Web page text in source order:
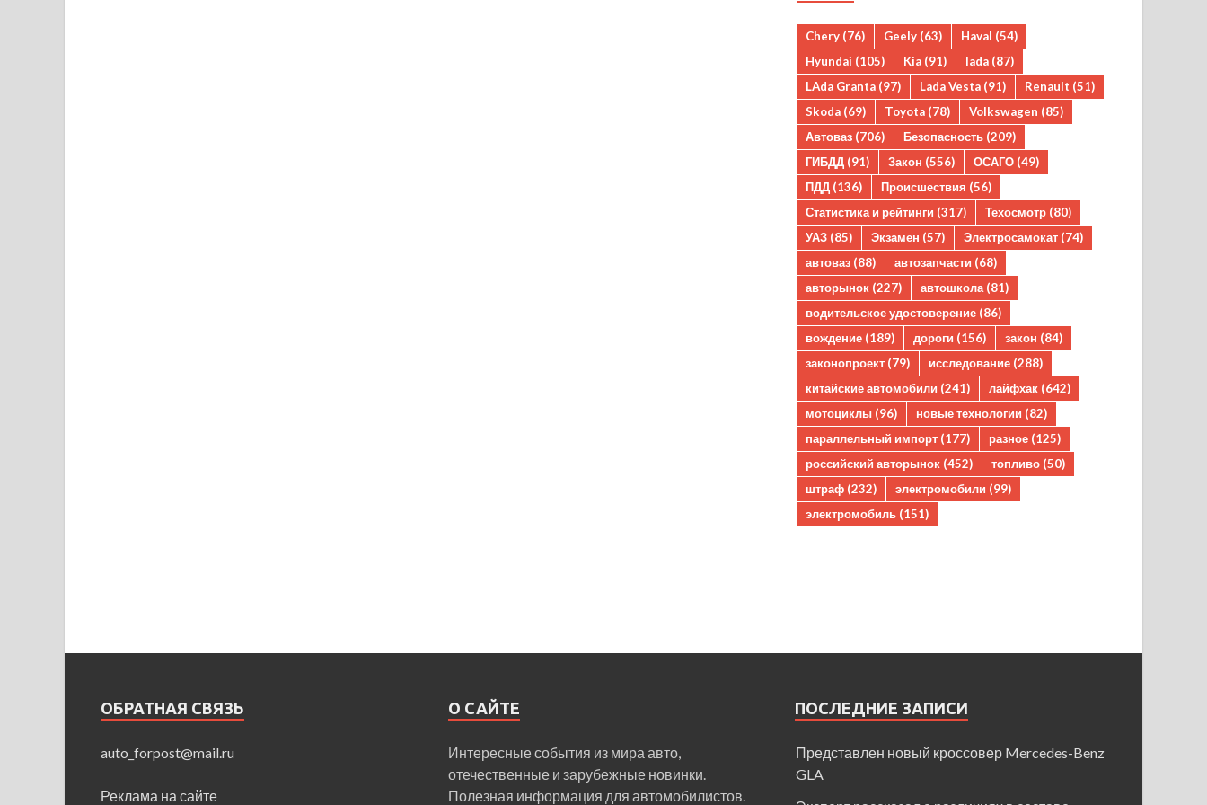
Chery (76) Geely (63) Haval (54)
Hyundai (105) Kia (91) lada (87)
LAda Granta (97) Lada Vesta (91) Renault (51)
Skoda (69) Toyota (78) Volkswagen (85)
Автоваз (706) Безопасность (209)
ГИБДД (91) Закон (556) ОСАГО (49)
ПДД (136) Происшествия (56)
Статистика и рейтинги (317) Техосмотр (80)
УАЗ (85) Экзамен (57) Электросамокат (74)
автоваз (88) автозапчасти (68)
авторынок (227) автошкола (81)
водительское удостоверение (86)
вождение (189) дороги (156) закон (84)
законопроект (79) исследование (288)
китайские автомобили (241) лайфхак (642)
мотоциклы (96) новые технологии (82)
параллельный импорт (177) разное (125)
российский авторынок (452) топливо (50)
штраф (232) электромобили (99)
электромобиль (151)
ОБРАТНАЯ СВЯЗЬ
auto_forpost@mail.ru
Реклама на сайте
О САЙТЕ
Интересные события из мира авто,
отечественные и зарубежные новинки.
Полезная информация для автомобилистов.
ПОСЛЕДНИЕ ЗАПИСИ
Представлен новый кроссовер Mercedes-Benz
GLA